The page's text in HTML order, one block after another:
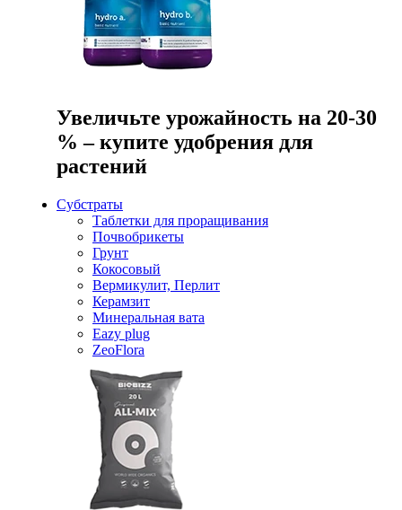
Увеличьте урожайность на 20-30
% – купите удобрения для
растений
Субстраты
Таблетки для проращивания
Почвобрикеты
Грунт
Кокосовый
Вермикулит, Перлит
Керамзит
Минеральная вата
Eazy plug
ZeoFlora